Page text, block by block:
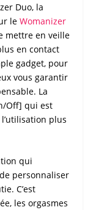
Duo, la
le Womanizer
mettre en veille
en contact
gadget, pour
vous garantir
La
Off] qui est
plus
qui
personnaliser
C’est
les orgasmes